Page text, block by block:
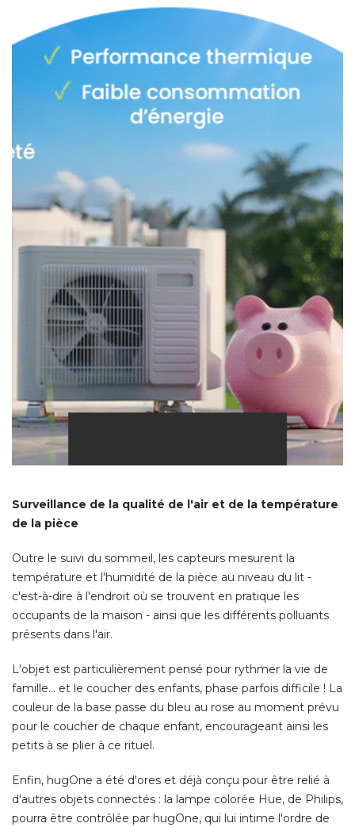
Surveillance de la qualité de l'air et de la température
de la pièce
Outre le suivi du sommeil, les capteurs mesurent la
température et l'humidité de la pièce au niveau du lit -
c'est-à-dire à l'endroit où se trouvent en pratique les
occupants de la maison - ainsi que les différents polluants
présents dans l'air.
L'objet est particulièrement pensé pour rythmer la vie de
famille... et le coucher des enfants, phase parfois difficile ! La
couleur de la base passe du bleu au rose au moment prévu
pour le coucher de chaque enfant, encourageant ainsi les
petits à se plier à ce rituel.
Enfin, hugOne a été d'ores et déjà conçu pour être relié à
d'autres objets connectés : la lampe colorée Hue, de Philips,
pourra être contrôlée par hugOne, qui lui intime l'ordre de